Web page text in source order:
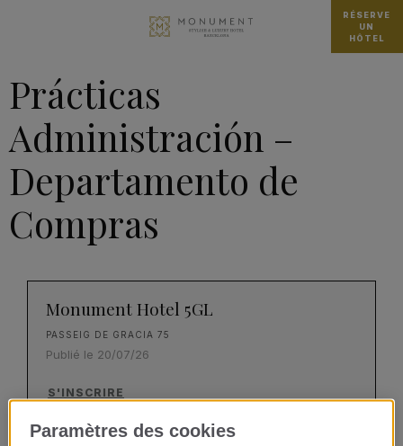
RÉSERVE
UN
HÔTEL
Prácticas
Administración –
Departamento de
Compras
Monument Hotel 5GL
PASSEIG DE GRACIA 75
Publié le 20/07/26
S'INSCRIRE
Paramètres des cookies